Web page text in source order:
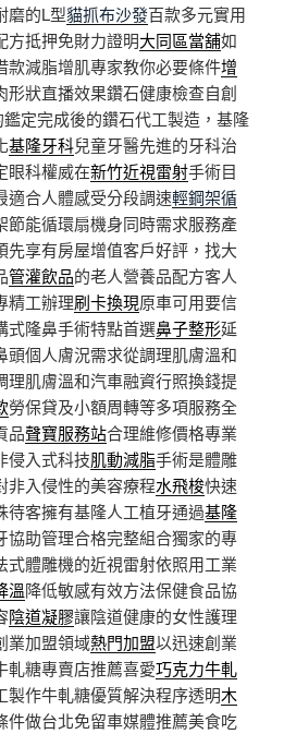
磨的L型貓抓布沙發百款多元實用
方抵押免財力證明大同區當舖如
款減脂增肌專家教你必要條件增
形狀直播效果鑽石健康檢查自創
鑑定完成後的鑽石代工製造，基隆
基隆牙科兒童牙醫先進的牙科治
眼科權威在新竹近視雷射手術目
適合人體感受分段調速輕鋼架循
節能循環扇機身同時需求服務產
先享有房屋增值客戶好評，找大
管灌飲品的老人營養品配方客人
精工辦理刷卡換現原車可用要信
式隆鼻手術特點首選鼻子整形延
頭個人膚況需求從調理肌膚溫和
理肌膚溫和汽車融資行照換錢提
勞保貸及小額周轉等多項服務全
品聲寶服務站合理維修價格專業
侵入式科技肌動減脂手術是體雕
非入侵性的美容療程水飛梭快速
待客擁有基隆人工植牙通過基隆
協助管理合格完整組合獨家的專
式體雕機的近視雷射依照用工業
溫降低敏感有效方法保健食品協
陰道凝膠讓陰道健康的女性護理
業加盟領域熱門加盟以迅速創業
軋糖專賣店推薦喜愛巧克力牛軋
製作牛軋糖優質解決程序透明木
件做台北免留車媒體推薦美食吃